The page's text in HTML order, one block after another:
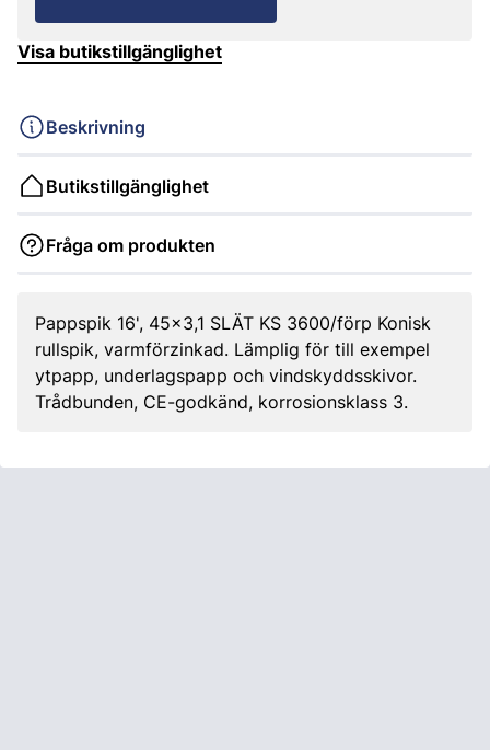
Visa butikstillgänglighet
Beskrivning
Butikstillgänglighet
Fråga om produkten
Pappspik 16', 45x3,1 SLÄT KS 3600/förp Konisk
rullspik, varmförzinkad. Lämplig för till exempel
ytpapp, underlagspapp och vindskyddsskivor.
Trådbunden, CE-godkänd, korrosionsklass 3.